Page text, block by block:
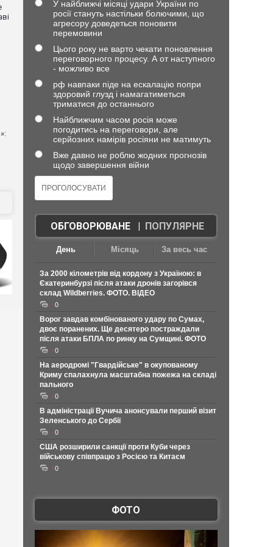
У найближчі місяці удари України по
росії стануть настільки болючими, що
агресору доведеться поновити
перемовини
Цього року не варто чекати поновлення
переговорного процесу. А от наступного
- можливо все
рф навпаки піде на ескалацію попри
здоровий глузд і намагатиметься
триматися до останнього
Найближчим часом росія може
погодитись на переговори, але
серйозних намірів росіяни не матимуть
Вже давно не роблю жодних прогнозів
щодо завершення війни
ОБГОВОРЮВАНЕ| ПОПУЛЯРНЕ
День Місяць За весь час
За 2000 кілометрів від кордону з Україною: в
Єкатеринбурзі після атаки дронів загорівся
склад Wildberries. ФОТО. ВІДЕО
0
Ворог завдав комбінованого удару по Сумах,
двоє поранених. Ще десятеро постраждали
після атаки БПЛА по ринку на Сумщині. ФОТО
0
На аеродромі "Гвардійське" в окупованому
Криму спалахнула масштабна пожежа на складі
пального
0
В адміністрації Вучича анонсували перший візит
Зеленського до Сербії
0
США розширили санкції проти Куби через
військову співпрацю з Росією та Китаєм
0
ФОТО